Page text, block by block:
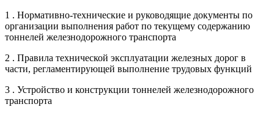
1 . Нормативно-технические и руководящие документы по
организации выполнения работ по текущему содержанию
тоннелей железнодорожного транспорта
2 . Правила технической эксплуатации железных дорог в
части, регламентирующей выполнение трудовых функций
3 . Устройство и конструкции тоннелей железнодорожного
транспорта